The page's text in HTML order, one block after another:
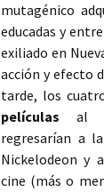
mutagénico
educadas y
exiliado en
acción y efecto
tarde, los
películas al
regresarían a
Nickelodeon y
cine (más o